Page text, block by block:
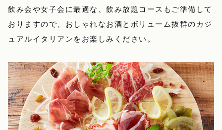
飲み会や女子会に最適な、飲み放題コースもご準備して
おりますので、おしゃれなお酒とボリューム抜群のカジ
ュアルイタリアンをお楽しみください。